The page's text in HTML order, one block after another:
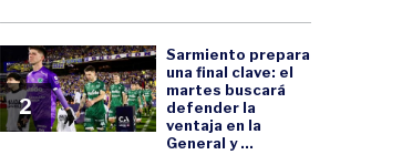
2
Sarmiento prepara
una final clave: el
martes buscará
defender la
ventaja en la
General y ...